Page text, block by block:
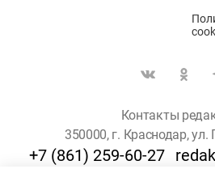
Контакты
350000, г. Краснодар,
+7 (861) 259-60-27